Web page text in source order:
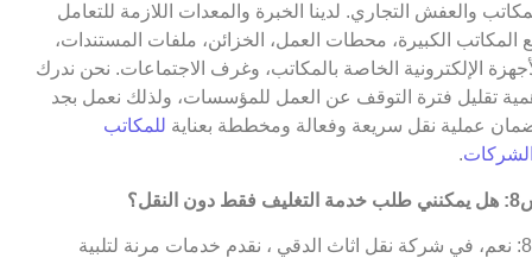
والعفش التجاري. لدينا الخبرة والمعدات اللازمة للتعامل
المكاتب الكبيرة، محطات العمل، الخزائن، ملفات المستندات،
الإلكترونية الخاصة بالمكاتب، وغرف الاجتماعات. نحن ندرك
تقليل فترة التوقف عن العمل للمؤسسات، ولذلك نعمل بجد
عملية نقل سريعة وفعالة ومخططة بعناية للمكاتب
.
فقط دون النقل؟
ج8: نعم، في شركة نقل اثاث الدقي ، نقدم خدمات مرنة لتلبية